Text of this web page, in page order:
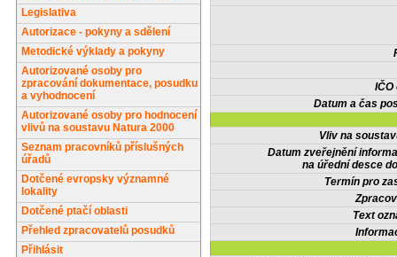
Legislativa
Autorizace - pokyny a sdělení
Metodické výklady a pokyny
Autorizované osoby pro
zpracování dokumentace, posudku
a vyhodnocení
Autorizované osoby pro hodnocení
vlivů na soustavu Natura 2000
Seznam pracovníků příslušných
úřadů
Dotčené evropsky významné
lokality
Dotčené ptačí oblasti
Přehled zpracovatelů posudků
Přihlásit
IČO
Datum a čas
Vliv na
Datum zveřejnění
na úřední desce
Termín pro
Text